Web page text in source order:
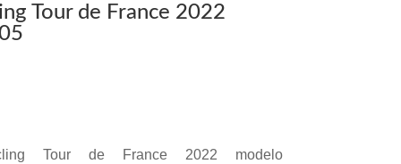
Tour de France 2022
Tour de France 2022 modelo